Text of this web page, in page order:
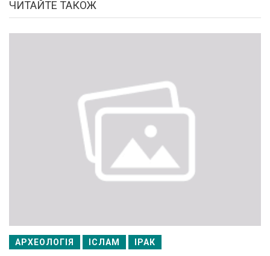
ЧИТАЙТЕ ТАКОЖ
АРХЕОЛОГІЯ ІСЛАМ ІРАК